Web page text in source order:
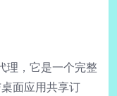
，它是一个完整
面应用共享订